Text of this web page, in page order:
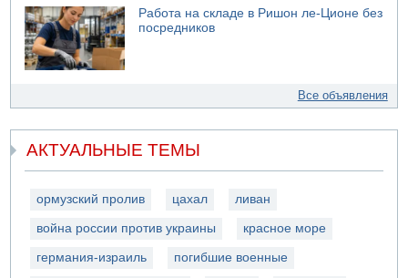
Работа на складе в Ришон ле-Ционе без
посредников
Все объявления
АКТУАЛЬНЫЕ ТЕМЫ
ормузский пролив цахал ливан
война россии против украины красное море
германия-израиль погибшие военные